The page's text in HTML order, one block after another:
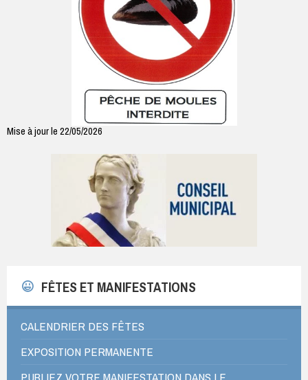
Mise à jour le 22/05/2026
FÊTES ET MANIFESTATIONS
CALENDRIER DES FÊTES
EXPOSITION PERMANENTE